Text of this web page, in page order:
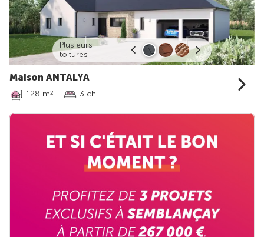
Maison ANTALYA
128 m2 3 ch
Plusieurs
toitures